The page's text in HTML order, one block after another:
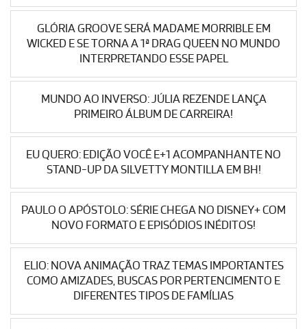
GLÓRIA GROOVE SERÁ MADAME MORRIBLE EM
WICKED E SE TORNA A 1ª DRAG QUEEN NO MUNDO
INTERPRETANDO ESSE PAPEL
MUNDO AO INVERSO: JÚLIA REZENDE LANÇA
PRIMEIRO ÁLBUM DE CARREIRA!
EU QUERO: EDIÇÃO VOCÊ E+1 ACOMPANHANTE NO
STAND-UP DA SILVETTY MONTILLA EM BH!
PAULO O APÓSTOLO: SÉRIE CHEGA NO DISNEY+ COM
NOVO FORMATO E EPISÓDIOS INÉDITOS!
ELIO: NOVA ANIMAÇÃO TRAZ TEMAS IMPORTANTES
COMO AMIZADES, BUSCAS POR PERTENCIMENTO E
DIFERENTES TIPOS DE FAMÍLIAS